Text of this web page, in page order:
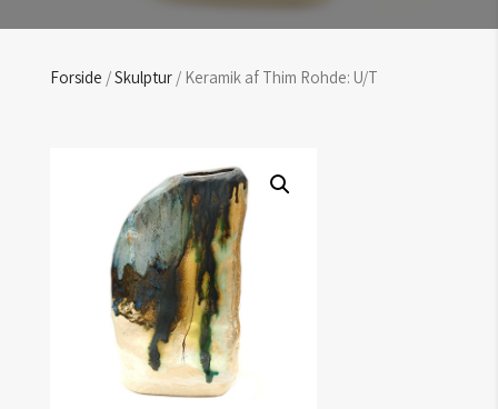
Forside /Skulptur/ Keramik af Thim Rohde: U/T